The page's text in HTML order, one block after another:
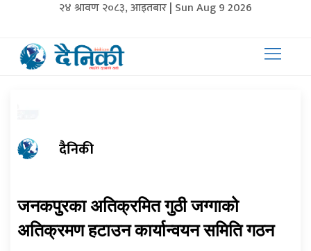
२४ श्रावण २०८३, आइतबार | Sun Aug 9 2026
दैनिकी
जनकपुरका अतिक्रमित गुठी जग्गाको
अतिक्रमण हटाउन कार्यान्वयन समिति गठन